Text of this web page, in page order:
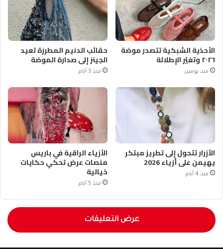
الأحذية الشبكية تتصدر موضة
٢٠٢٦ وتغيّر الإطلالة
منذ يومين
حقائب الدنيم المطرزة تعيد
الجينز إلى صدارة الموضة
منذ 3 أيام
الأزرار تتحول إلى تطريز مبتكر
يهيمن على أزياء 2026
منذ 4 أيام
الأزياء الراقية في باريس
منصات عرض تحكي حكايات
خيالية
منذ 5 أيام
عرض التعليقات